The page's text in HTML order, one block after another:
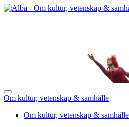
Om kultur, vetenskap & samhälle
Om kultur, vetenskap & samhälle